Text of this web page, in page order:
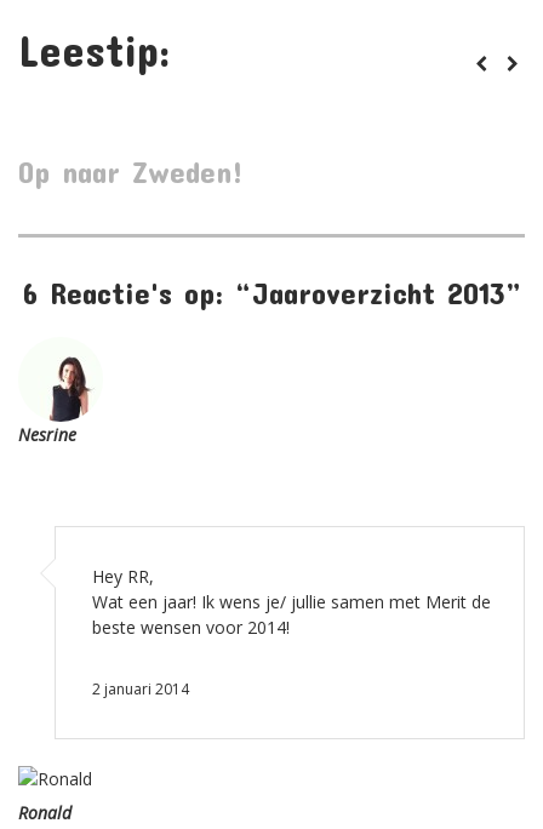
Leestip:
29
Op naar Zweden!
2009
6 Reactie's op: “Jaaroverzicht 2013”
Nesrine
Hey RR,
Wat een jaar! Ik wens je/ jullie samen met Merit de
beste wensen voor 2014!
2 januari 2014
Ronald